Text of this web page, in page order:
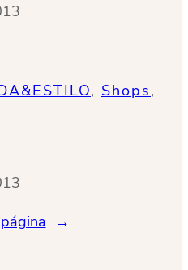
, Shops
→